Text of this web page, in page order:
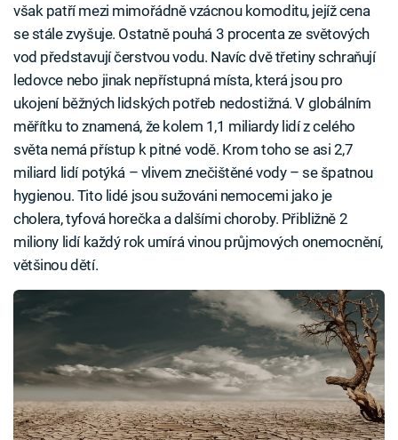
však patří mezi mimořádně vzácnou komoditu, jejíž cena
se stále zvyšuje. Ostatně pouhá 3 procenta ze světových
vod představují čerstvou vodu. Navíc dvě třetiny schraňují
ledovce nebo jinak nepřístupná místa, která jsou pro
ukojení běžných lidských potřeb nedostižná. V globálním
měřítku to znamená, že kolem 1,1 miliardy lidí z celého
světa nemá přístup k pitné vodě. Krom toho se asi 2,7
miliard lidí potýká – vlivem znečištěné vody – se špatnou
hygienou. Tito lidé jsou sužováni nemocemi jako je
cholera, tyfová horečka a dalšími choroby. Přibližně 2
miliony lidí každý rok umírá vinou průjmových onemocnění,
většinou dětí.